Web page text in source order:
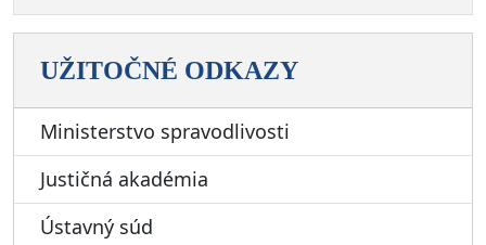
UŽITOČNÉ ODKAZY
Ministerstvo spravodlivosti
Justičná akadémia
Ústavný súd